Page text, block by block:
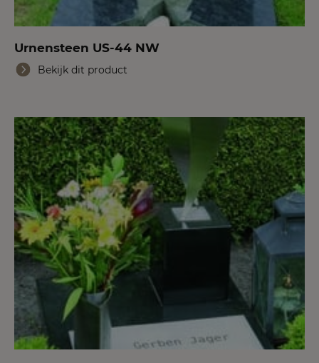
Urnensteen US-44 NW
Bekijk dit product